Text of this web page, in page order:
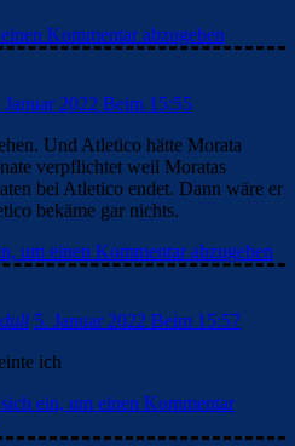
Kommentar abzugeben
Januar 2022 Beim 15:55
Und Atletico hätte Morata
verpflichtet weil Moratas
bei Atletico endet. Dann wäre er
bekäme gar nichts.
um einen Kommentar abzugeben
5. Januar 2022 Beim 15:57
ich
ein, um einen Kommentar